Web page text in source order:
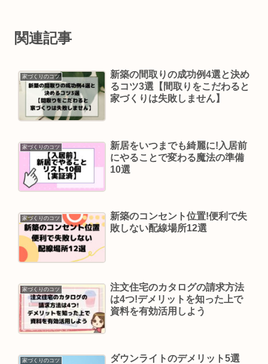
関連記事
家づくりのコツ
新築の間取りの成功例4選と決め
るコツ3選【間取りをこだわると
家づくりは失敗しません】
家づくりのコツ
新居をいつまでも綺麗に!入居前
にやることで変わる魔法の準備
10選
家づくりのコツ
新築のコンセント位置!便利で失
敗しない配線場所12選
家づくりのコツ
注文住宅のカタログの請求方法
は4つ!デメリットを知った上で
資料を有効活用しよう
家づくりのコツ
ダウンライトのデメリット5選